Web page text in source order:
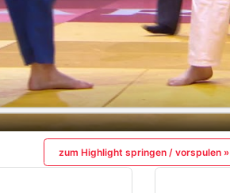
zum Highlight springen / vorspulen »